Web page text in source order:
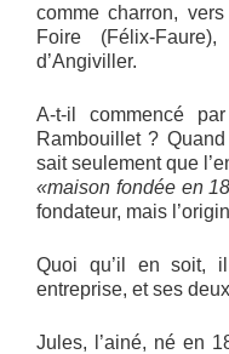
comme charron,
Foire (Félix-
d’Angiviller.
A-t-il commencé
Rambouillet ?
sait seulement que
«maison fondée en
fondateur, mais
Quoi qu’il en soit,
entreprise, et ses
Jules, l’ainé, né en